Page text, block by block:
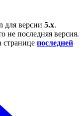
для версии 5.x.
не последняя версия.
странице последней